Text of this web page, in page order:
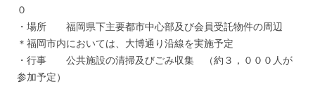
０
・場所 福岡県下主要都市中心部及び会員受託物件の周辺
＊福岡市内においては、大博通り沿線を実施予定
・行事 公共施設の清掃及びごみ収集 （約３，０００人が
参加予定）